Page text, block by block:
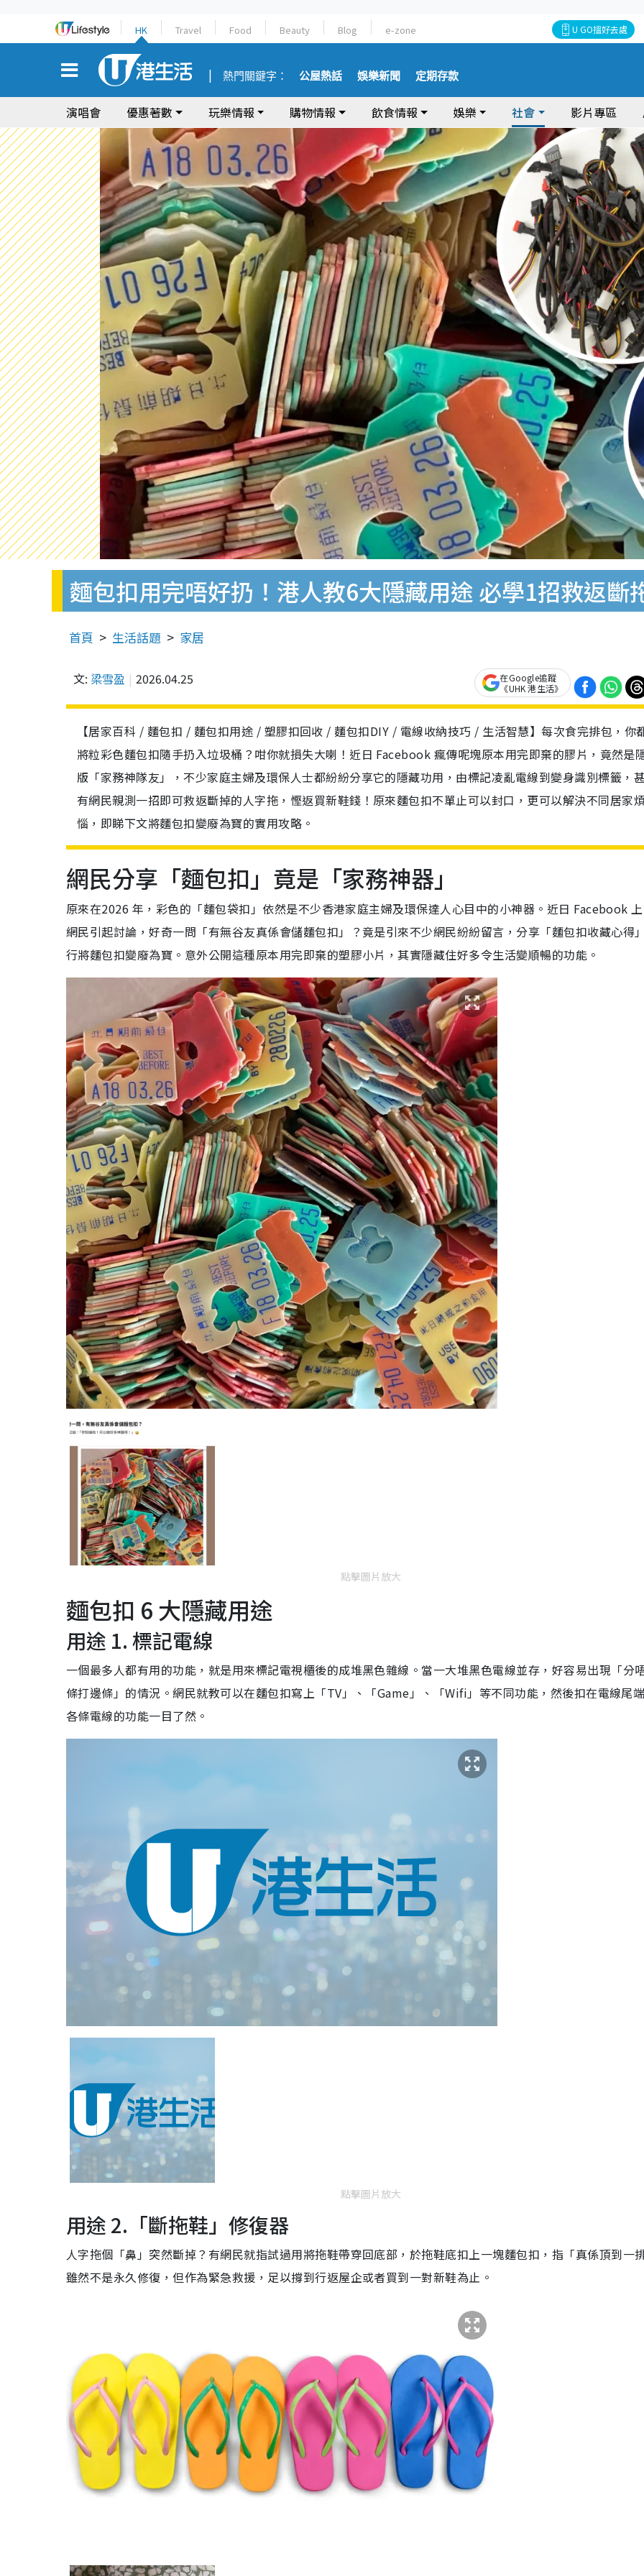
HK Travel Food Beauty Blog e-zone U GO搵好去處
熱門關鍵字： 公屋熱話 娛樂新聞 定期存款
演唱會 優惠著數 玩樂情報 購物情報 飲食情報 娛樂 社會 影片專區
麵包扣用完唔好扔！港人教6大隱藏用途 必學1招救返斷
首頁 生活話題 家居
文: 梁雪盈 2026.04.25
在Google追蹤
《UHK 港生活》
【居家百科 / 麵包扣 / 麵包扣用途 / 塑膠扣回收 / 麵包扣DIY / 電線收納技巧 / 生活智慧】每次食完排包，你
將粒彩色麵包扣隨手扔入垃圾桶？咁你就損失大喇！近日 Facebook 瘋傳呢塊原本用完即棄的膠片，竟然是
版「家務神隊友」，不少家庭主婦及環保人士都紛紛分享它的隱藏功用，由標記凌亂電線到變身識別標籤，
有網民親測一招即可救返斷掉的人字拖，慳返買新鞋錢！原來麵包扣不單止可以封口，更可以解決不同居家煩
惱，即睇下文將麵包扣變廢為寶的實用攻略。
網民分享「麵包扣」竟是「家務神器」
原來在2026 年，彩色的「麵包袋扣」依然是不少香港家庭主婦及環保達人心目中的小神器。近日 Facebook
網民引起討論，好奇一問「有無谷友真係會儲麵包扣」？竟是引來不少網民紛紛留言，分享「麵包扣收藏心得
行將麵包扣變廢為寶。意外公開這種原本用完即棄的塑膠小片，其實隱藏住好多令生活變順暢的功能。
點擊圖片放大
麵包扣 6 大隱藏用途
用途 1. 標記電線
一個最多人都有用的功能，就是用來標記電視櫃後的成堆黑色雜線。當一大堆黑色電線並存，好容易出現「分
條打邊條」的情況。網民就教可以在麵包扣寫上「TV」、「Game」、「Wifi」等不同功能，然後扣在電線尾
各條電線的功能一目了然。
點擊圖片放大
用途 2.「斷拖鞋」修復器
人字拖個「鼻」突然斷掉？有網民就指試過用將拖鞋帶穿回底部，於拖鞋底扣上一塊麵包扣，指「真係頂到一
雖然不是永久修復，但作為緊急救援，足以撐到行返屋企或者買到一對新鞋為止。